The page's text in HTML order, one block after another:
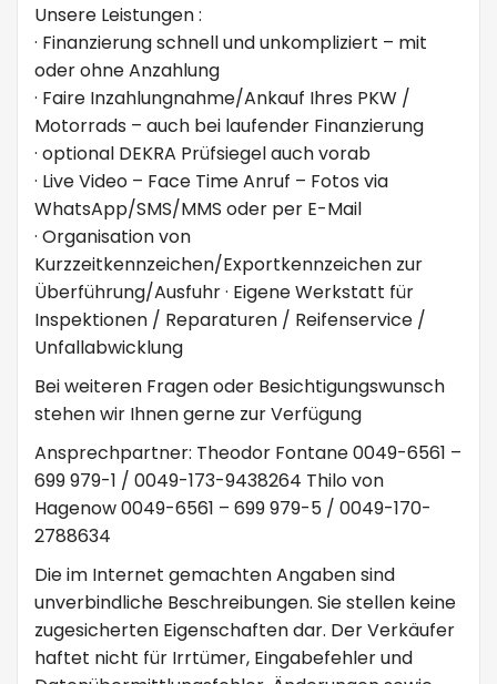
Unsere Leistungen :
· Finanzierung schnell und unkompliziert – mit
oder ohne Anzahlung
· Faire Inzahlungnahme/Ankauf Ihres PKW /
Motorrads – auch bei laufender Finanzierung
· optional DEKRA Prüfsiegel auch vorab
· Live Video – Face Time Anruf – Fotos via
WhatsApp/SMS/MMS oder per E-Mail
· Organisation von
Kurzzeitkennzeichen/Exportkennzeichen zur
Überführung/Ausfuhr · Eigene Werkstatt für
Inspektionen / Reparaturen / Reifenservice /
Unfallabwicklung
Bei weiteren Fragen oder Besichtigungswunsch
stehen wir Ihnen gerne zur Verfügung
Ansprechpartner: Theodor Fontane 0049-6561 –
699 979-1 / 0049-173-9438264 Thilo von
Hagenow 0049-6561 – 699 979-5 / 0049-170-
2788634
Die im Internet gemachten Angaben sind
unverbindliche Beschreibungen. Sie stellen keine
zugesicherten Eigenschaften dar. Der Verkäufer
haftet nicht für Irrtümer, Eingabefehler und